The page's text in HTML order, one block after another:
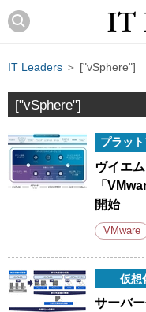
IT Leaders ＞ ["vSphere"]
["vSphere"]
プラッ
ヴイエ
「
開始
VMware
仮想
サーバ